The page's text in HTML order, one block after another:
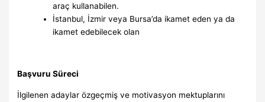
araç kullanabilen.
İstanbul, İzmir veya Bursa’da ikamet eden ya da
ikamet edebilecek olan
Başvuru Süreci
İlgilenen adaylar özgeçmiş ve motivasyon mektuplarını